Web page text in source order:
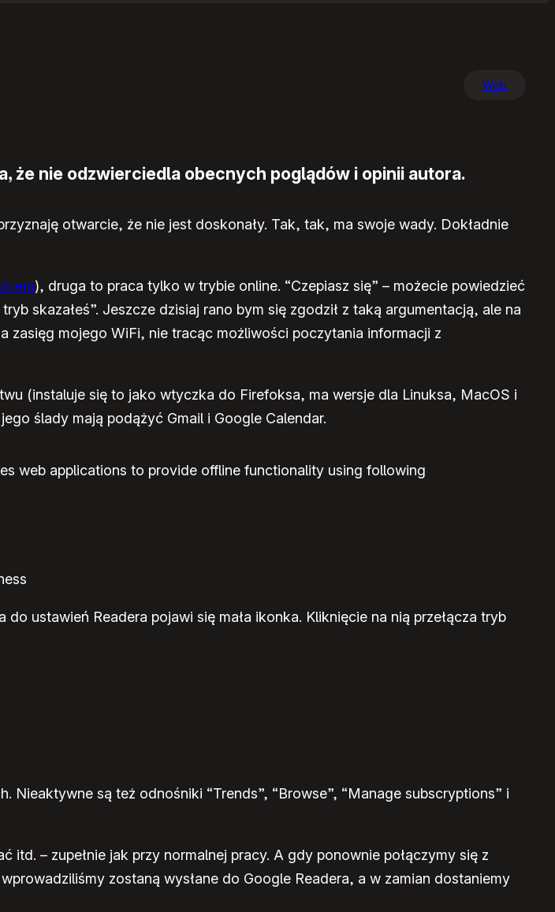
Web
że nie odzwierciedla obecnych poglądów i opinii autora.
otwarcie, że nie jest doskonały. Tak, tak, ma swoje wady. Dokładnie
), druga to praca tylko w trybie online. “Czepiasz się” – możecie powiedzieć
skazałeś”. Jeszcze dzisiaj rano bym się zgodził z taką argumentacją, ale na
zasięg mojego WiFi, nie tracąc możliwości poczytania informacji z
(instaluje się to jako wtyczka do Firefoksa, ma wersje dla Linuksa, MacOS i
ślady mają podążyć Gmail i Google Calendar.
web applications to provide offline functionality using following
ustawień Readera pojawi się mała ikonka. Kliknięcie na nią przełącza tryb
są też odnośniki “Trends”, “Browse”, “Manage subscryptions” i
– zupełnie jak przy normalnej pracy. A gdy ponownie połączymy się z
zostaną wysłane do Google Readera, a w zamian dostaniemy